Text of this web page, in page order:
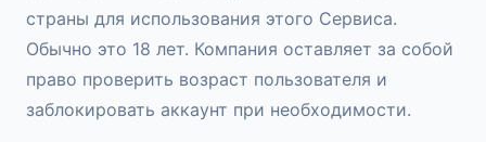
страны для использования этого Сервиса.
Обычно это 18 лет. Компания оставляет за собой
право проверить возраст пользователя и
заблокировать аккаунт при необходимости.